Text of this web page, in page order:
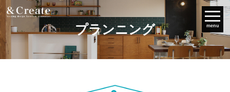
menu
プランニング